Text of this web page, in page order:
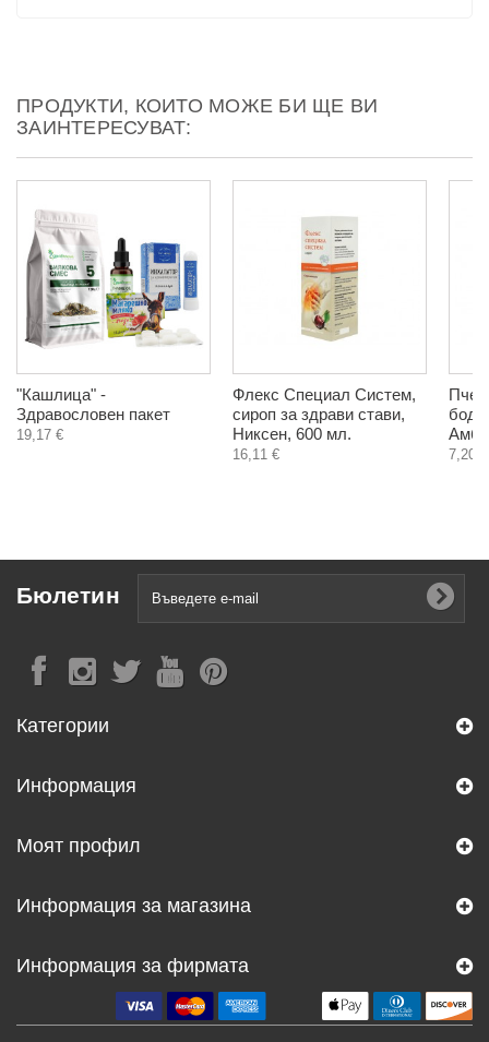
ПРОДУКТИ, КОИТО МОЖЕ БИ ЩЕ ВИ
ЗАИНТЕРЕСУВАТ:
"Кашлица" -
Здравословен пакет
19,17 €
Флекс Специал Систем,
сироп за здрави стави,
Никсен, 600 мл.
16,11 € 7,20 €
Бюлетин
Категории
Информация
Моят профил
Информация за магазина
Информация за фирмата